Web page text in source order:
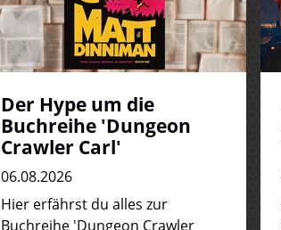
Der Hype um die
Buchreihe 'Dungeon
Crawler Carl'
06.08.2026
Hier erfährst du alles zur
Buchreihe 'Dungeon Crawler